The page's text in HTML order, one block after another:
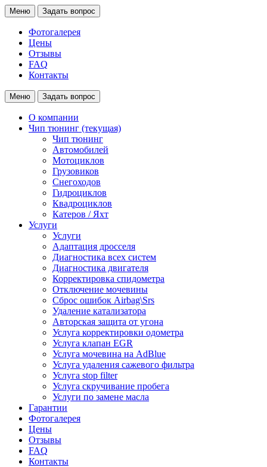
Меню Задать вопрос
Фотогалерея
Цены
Отзывы
FAQ
Контакты
Меню Задать вопрос
О компании
Чип тюнинг (текущая)
Чип тюнинг
Автомобилей
Мотоциклов
Грузовиков
Снегоходов
Гидроциклов
Квадроциклов
Катеров / Яхт
Услуги
Услуги
Адаптация дросселя
Диагностика всех систем
Диагностика двигателя
Корректировка спидометра
Отключение мочевины
Сброс ошибок Airbag\Srs
Удаление катализатора
Авторская защита от угона
Услуга корректировки одометра
Услуга клапан EGR
Услуга мочевина на AdBlue
Услуга удаления сажевого фильтра
Услуга stop filter
Услуга скручивание пробега
Услуги по замене масла
Гарантии
Фотогалерея
Цены
Отзывы
FAQ
Контакты